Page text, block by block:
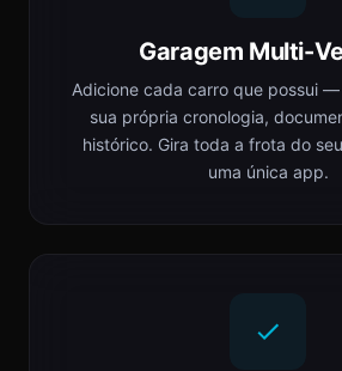
Garagem Multi-
Adicione cada carro que possui
sua própria cronologia,
histórico. Gira toda a frota do
uma única app.